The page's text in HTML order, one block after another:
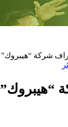
شركة “هيبروك”